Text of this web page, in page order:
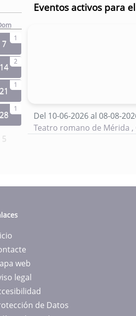
7
1
14
2
21
1
28
1
5
Eventos activos para
Del 10-06-2026 al 08-08-
Teatro romano de Mérida ,
web
legal
de Datos